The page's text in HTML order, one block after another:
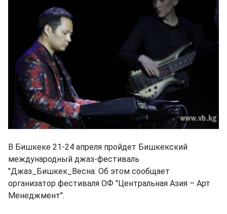
В Бишкеке 21-24 апреля пройдет Бишкекский
международный джаз-фестиваль
"Джаз_Бишкек_Весна. Об этом сообщает
организатор фестиваля ОФ "Центральная Азия – Арт
Менеджмент".